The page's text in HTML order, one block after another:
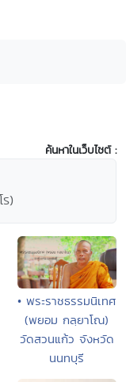
ค้นหาในเว็บไซต์ :
)
• พระราชธรรมนิเทศ
(พยอม กลฺยาโณ)
วัดสวนแก้ว จังหวัด
นนทบุรี